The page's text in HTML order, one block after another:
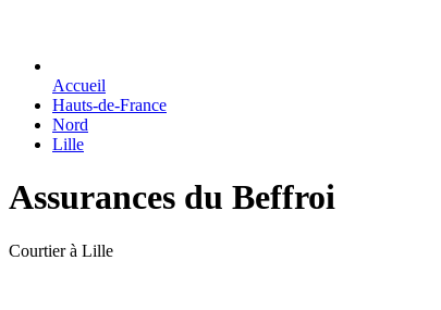
Accueil
Hauts-de-France
Nord
Lille
Assurances du Beffroi
Courtier à Lille